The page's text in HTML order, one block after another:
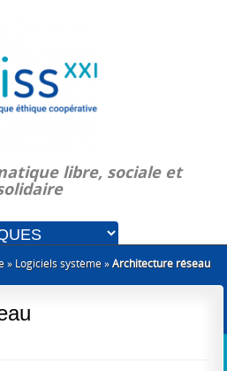
libre, sociale et
» Logiciels système »Architecture réseau